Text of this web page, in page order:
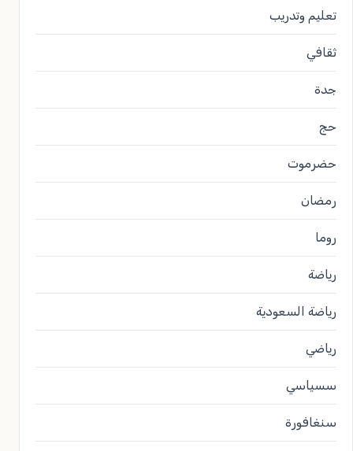
تعليم وتدريب
ثقافي
جدة
حج
حضرموت
رمضان
روما
رياضة
رياضة السعودية
رياضي
سسياسي
سنغافورة